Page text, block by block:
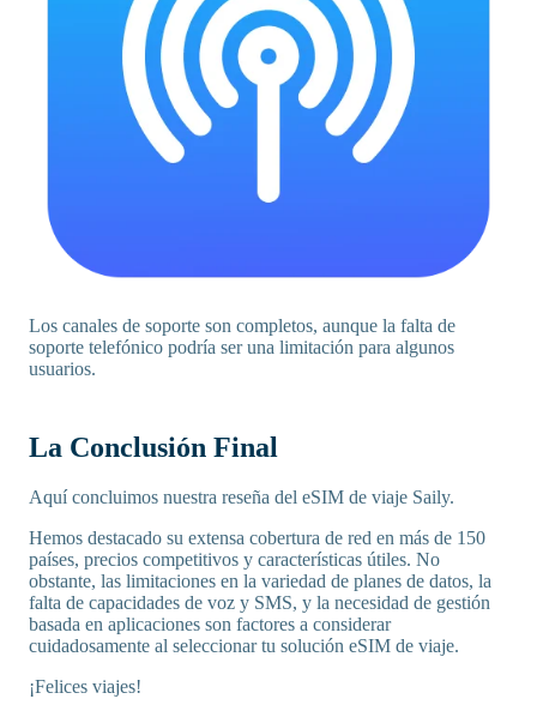
Los canales de soporte son completos, aunque la falta de
soporte telefónico podría ser una limitación para algunos
usuarios.
La Conclusión Final
Aquí concluimos nuestra reseña del eSIM de viaje Saily.
Hemos destacado su extensa cobertura de red en más de 150
países, precios competitivos y características útiles. No
obstante, las limitaciones en la variedad de planes de datos, la
falta de capacidades de voz y SMS, y la necesidad de gestión
basada en aplicaciones son factores a considerar
cuidadosamente al seleccionar tu solución eSIM de viaje.
¡Felices viajes!